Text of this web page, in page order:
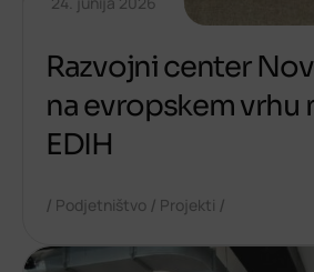
Razvojni center
na evropskem vrhu
EDIH
/ Podjetništvo / Projekti /